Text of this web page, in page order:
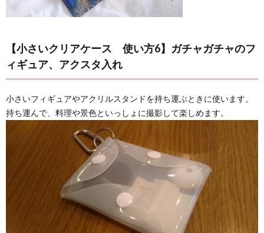
【小さいクリアケース 使い方6】ガチャガチャのフ
ィギュア、アクスタ入れ
小さいフィギュアやアクリルスタンドを持ち運ぶときに使います。
持ち運んで、料理や景色といっしょに撮影して楽しめます。